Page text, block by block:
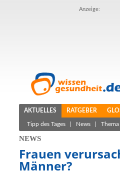
Anzeige:
AKTUELLES RATGEBER
Tipp des Tages News
NEWS
Frauen
Männer?